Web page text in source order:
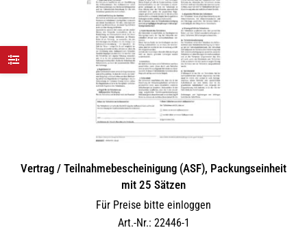
Vertrag / Teilnahme­bescheinigung (ASF), Packungseinheit
mit 25 Sätzen
Für Preise bitte einloggen
Art.-Nr.: 22446-1